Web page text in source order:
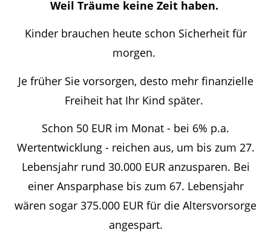
Weil Träume keine Zeit haben.
Kinder brauchen heute schon Sicherheit für
morgen.
Je früher Sie vorsorgen, desto mehr finanzielle
Freiheit hat Ihr Kind später.
Schon 50 EUR im Monat - bei 6% p.a.
Wertentwicklung - reichen aus, um bis zum 27.
Lebensjahr rund 30.000 EUR anzusparen. Bei
einer Ansparphase bis zum 67. Lebensjahr
wären sogar 375.000 EUR für die Altersvorsorge
angespart.